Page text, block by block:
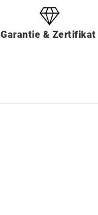
Garantie & Zertifikat